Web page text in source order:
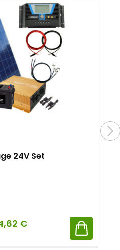
24V Set
€